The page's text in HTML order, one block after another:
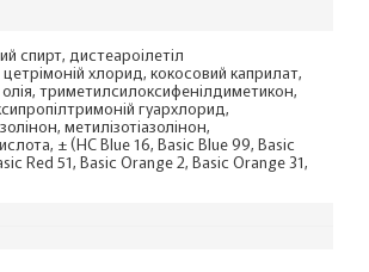
спирт, дистеароілетіл
хлорид, кокосовий каприлат,
триметилсилоксифенілдиметикон,
гуархлорид,
метилізотіазолінон,
± (HC Blue 16, Basic Blue 99, Basic
Red 51, Basic Orange 2, Basic Orange 31,